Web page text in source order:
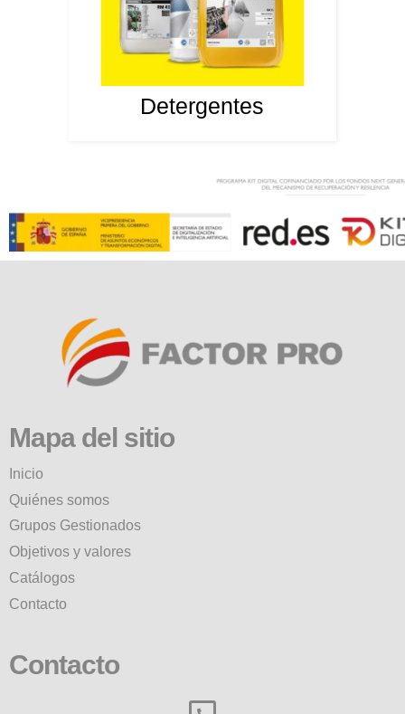
Detergentes
Mapa del sitio
Inicio
Quiénes somos
Grupos Gestionados
Objetivos y valores
Catálogos
Contacto
Contacto